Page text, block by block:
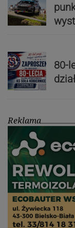
80-
Reklama